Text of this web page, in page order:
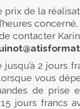
prix de la
contacter
2 jours
vous
de prise
jours francs